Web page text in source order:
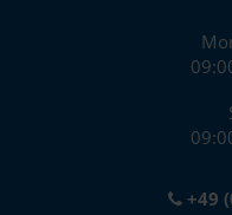
+49